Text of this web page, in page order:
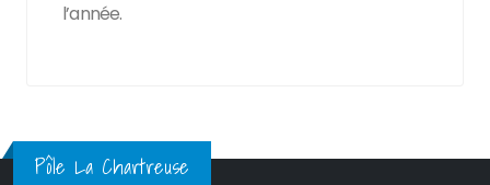
l’année.
Pôle La Chartreuse